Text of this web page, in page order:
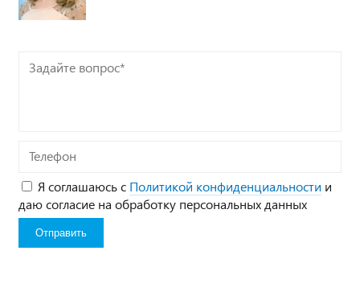
Задайте
вопрос*
Телефон
Я соглашаюсь с Политикой конфиденциальности и
даю согласие на обработку персональных данных